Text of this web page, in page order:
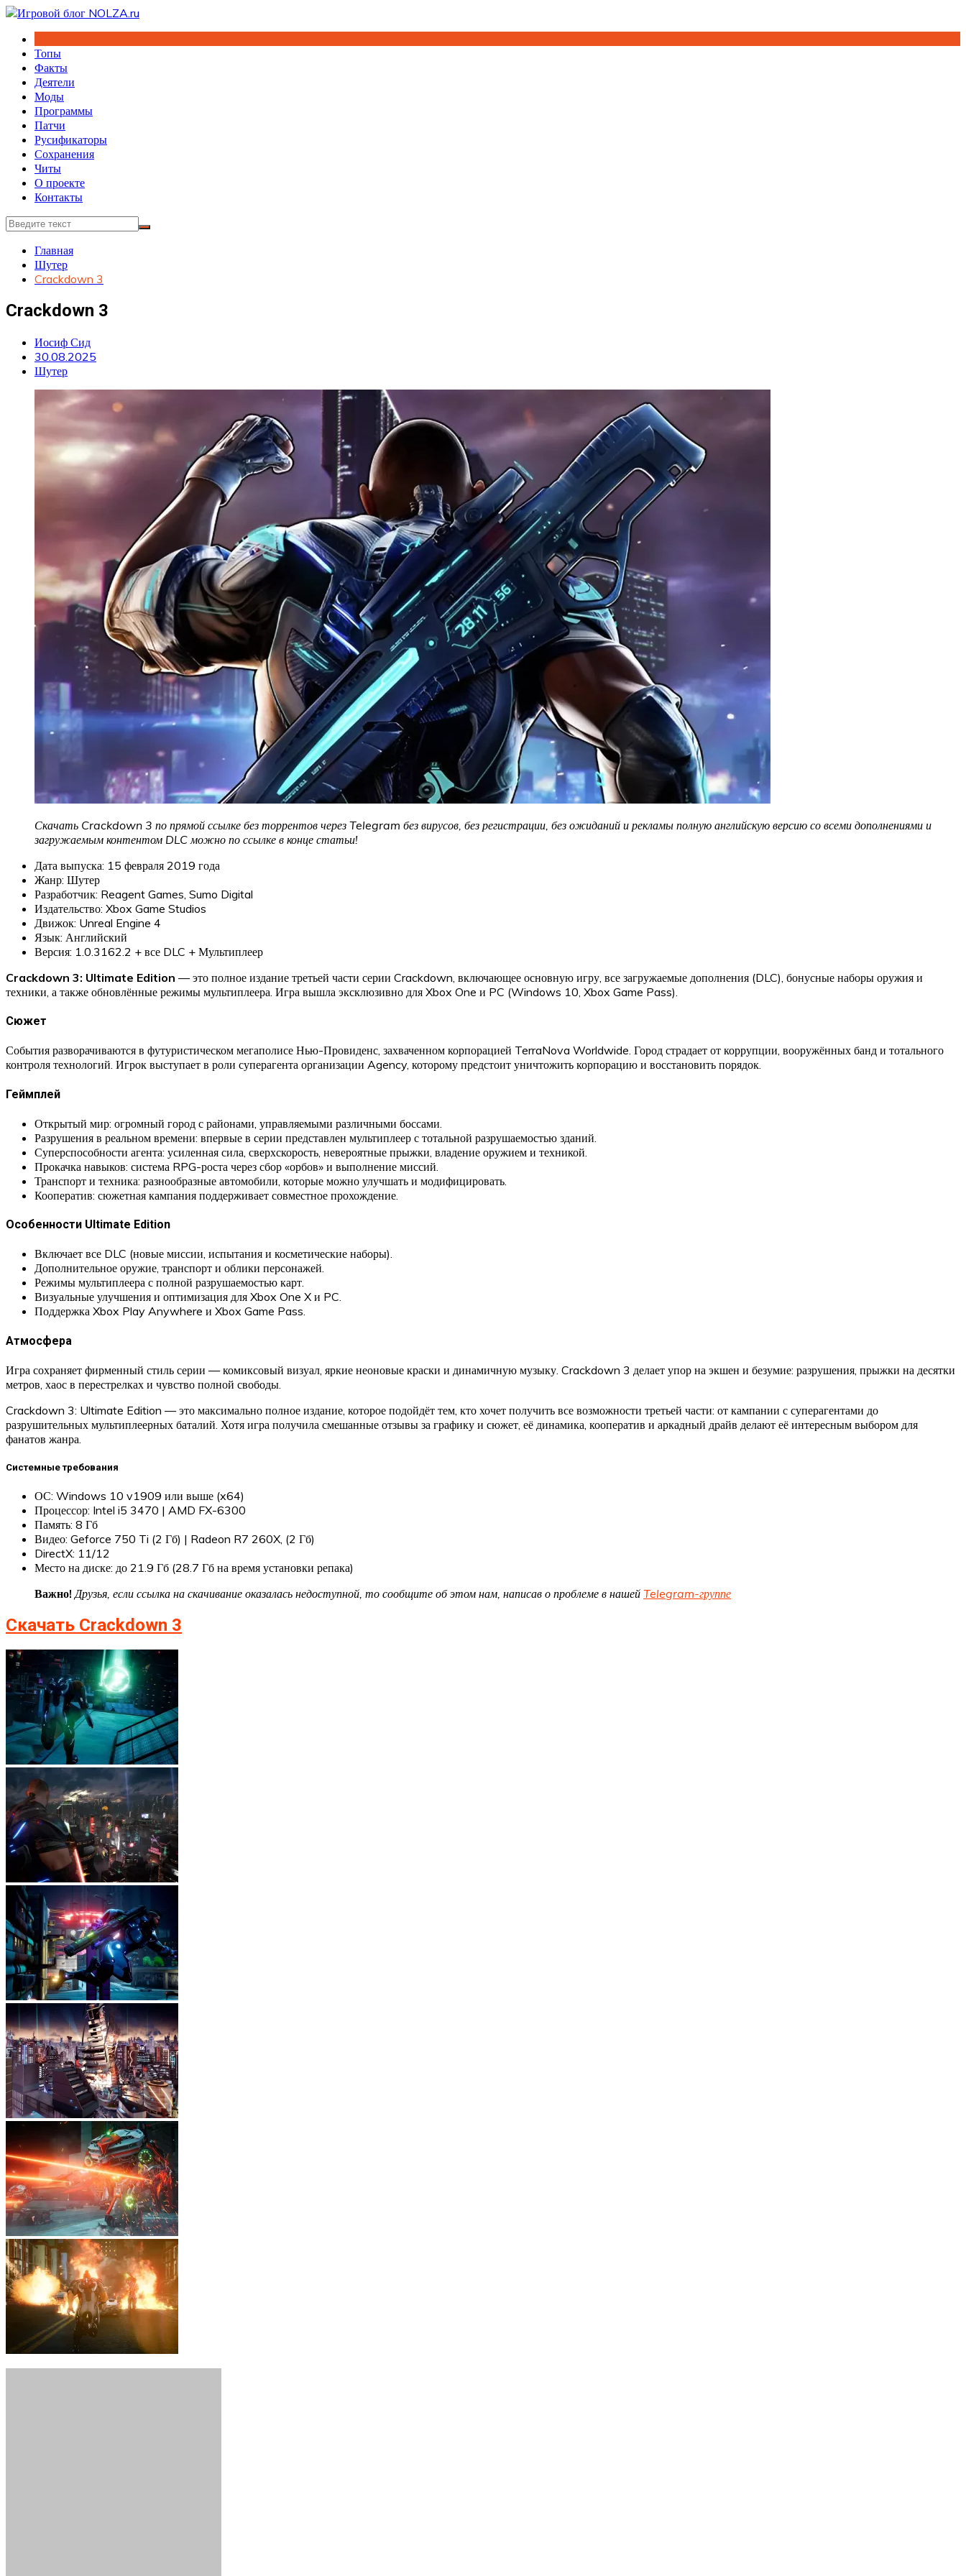
Перейти
содержимому
Топы
Факты
Деятели
Моды
Программы
Патчи
Русификаторы
Сохранения
Читы
О проекте
Контакты
Главная
Шутер
Crackdown 3
Crackdown 3
Иосиф Сид
30.08.2025
Шутер
Скачать Crackdown 3 по прямой ссылке без торрентов через Telegram без вирусов, без регистрации, без ожиданий и рекламы полную английскую версию со всеми дополнениями и
загружаемым контентом DLC можно по ссылке в конце статьи!
Дата выпуска: 15 февраля 2019 года
Жанр: Шутер
Разработчик: Reagent Games, Sumo Digital
Издательство: Xbox Game Studios
Движок: Unreal Engine 4
Язык: Английский
Версия: 1.0.3162.2 + все DLC + Мультиплеер
Crackdown 3: Ultimate Edition — это полное издание третьей части серии Crackdown, включающее основную игру, все загружаемые дополнения (DLC), бонусные наборы оружия и
техники, а также обновлённые режимы мультиплеера. Игра вышла эксклюзивно для Xbox One и PC (Windows 10, Xbox Game Pass).
Сюжет
События разворачиваются в футуристическом мегаполисе Нью-Провиденс, захваченном корпорацией TerraNova Worldwide. Город страдает от коррупции, вооружённых банд и тотального
контроля технологий. Игрок выступает в роли суперагента организации Agency, которому предстоит уничтожить корпорацию и восстановить порядок.
Геймплей
Открытый мир: огромный город с районами, управляемыми различными боссами.
Разрушения в реальном времени: впервые в серии представлен мультиплеер с тотальной разрушаемостью зданий.
Суперспособности агента: усиленная сила, сверхскорость, невероятные прыжки, владение оружием и техникой.
Прокачка навыков: система RPG-роста через сбор «орбов» и выполнение миссий.
Транспорт и техника: разнообразные автомобили, которые можно улучшать и модифицировать.
Кооператив: сюжетная кампания поддерживает совместное прохождение.
Особенности Ultimate Edition
Включает все DLC (новые миссии, испытания и косметические наборы).
Дополнительное оружие, транспорт и облики персонажей.
Режимы мультиплеера с полной разрушаемостью карт.
Визуальные улучшения и оптимизация для Xbox One X и PC.
Поддержка Xbox Play Anywhere и Xbox Game Pass.
Атмосфера
Игра сохраняет фирменный стиль серии — комиксовый визуал, яркие неоновые краски и динамичную музыку. Crackdown 3 делает упор на экшен и безумие: разрушения, прыжки на десятки
метров, хаос в перестрелках и чувство полной свободы.
Crackdown 3: Ultimate Edition — это максимально полное издание, которое подойдёт тем, кто хочет получить все возможности третьей части: от кампании с суперагентами до
разрушительных мультиплеерных баталий. Хотя игра получила смешанные отзывы за графику и сюжет, её динамика, кооператив и аркадный драйв делают её интересным выбором для
фанатов жанра.
Системные требования
ОС: Windows 10 v1909 или выше (x64)
Процессор: Intel i5 3470 | AMD FX-6300
Память: 8 Гб
Видео: Geforce 750 Ti (2 Гб) | Radeon R7 260X, (2 Гб)
DirectX: 11/12
Место на диске: до 21.9 Гб (28.7 Гб на время установки репака)
Важно!Друзья, если ссылка на скачивание оказалась недоступной, то сообщите об этом нам, написав о проблеме в нашей Telegram-группе
Скачать Crackdown 3